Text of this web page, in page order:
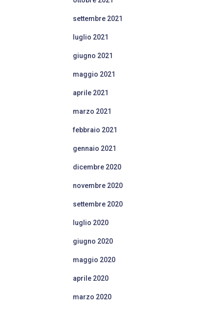
settembre 2021
luglio 2021
giugno 2021
maggio 2021
aprile 2021
marzo 2021
febbraio 2021
gennaio 2021
dicembre 2020
novembre 2020
settembre 2020
luglio 2020
giugno 2020
maggio 2020
aprile 2020
marzo 2020